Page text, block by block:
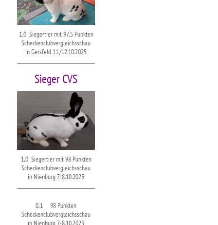
1,0 Siegertier mit 97,5 Punkten
Scheckenclubvergleichsschau
in Gersfeld 11./12.10.2025
Sieger CVS
1,0 Siegertier mit 98 Punkten
Scheckenclubvergleichsschau
in Nienburg 7.-8.10.2023
0,1 98 Punkten
Scheckenclubvergleichsschau
in Nienburg 7.-8.10.2023